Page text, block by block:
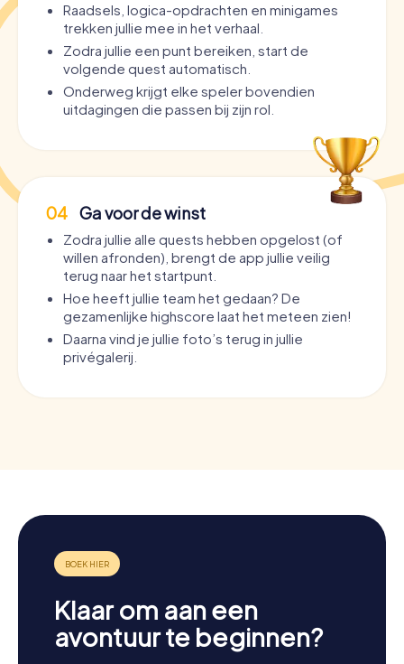
Raadsels, logica-opdrachten en minigames
trekken jullie mee in het verhaal.
Zodra jullie een punt bereiken, start de
volgende quest automatisch.
Onderweg krijgt elke speler bovendien
uitdagingen die passen bij zijn rol.
04 Ga voor de winst
Zodra jullie alle quests hebben opgelost (of
willen afronden), brengt de app jullie veilig
terug naar het startpunt.
Hoe heeft jullie team het gedaan? De
gezamenlijke highscore laat het meteen zien!
Daarna vind je jullie foto’s terug in jullie
privégalerij.
Klaar om aan een
avontuur te beginnen?